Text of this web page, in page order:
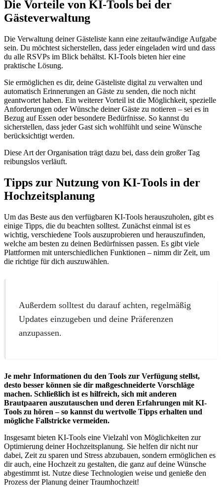
Die Vorteile von KI-Tools bei der
Gästeverwaltung
Die Verwaltung deiner Gästeliste kann eine zeitaufwändige Aufgabe
sein. Du möchtest sicherstellen, dass jeder eingeladen wird und dass
du alle RSVPs im Blick behältst. KI-Tools bieten hier eine
praktische Lösung.
Sie ermöglichen es dir, deine Gästeliste digital zu verwalten und
automatisch Erinnerungen an Gäste zu senden, die noch nicht
geantwortet haben. Ein weiterer Vorteil ist die Möglichkeit, spezielle
Anforderungen oder Wünsche deiner Gäste zu notieren – sei es in
Bezug auf Essen oder besondere Bedürfnisse. So kannst du
sicherstellen, dass jeder Gast sich wohlfühlt und seine Wünsche
berücksichtigt werden.
Diese Art der Organisation trägt dazu bei, dass dein großer Tag
reibungslos verläuft.
Tipps zur Nutzung von KI-Tools in der
Hochzeitsplanung
Um das Beste aus den verfügbaren KI-Tools herauszuholen, gibt es
einige Tipps, die du beachten solltest. Zunächst einmal ist es
wichtig, verschiedene Tools auszuprobieren und herauszufinden,
welche am besten zu deinen Bedürfnissen passen. Es gibt viele
Plattformen mit unterschiedlichen Funktionen – nimm dir Zeit, um
die richtige für dich auszuwählen.
Außerdem solltest du darauf achten, regelmäßig
Updates einzugeben und deine Präferenzen
anzupassen.
Je mehr Informationen du den Tools zur Verfügung stellst,
desto besser können sie dir maßgeschneiderte Vorschläge
machen. Schließlich ist es hilfreich, sich mit anderen
Brautpaaren auszutauschen und deren Erfahrungen mit KI-
Tools zu hören – so kannst du wertvolle Tipps erhalten und
mögliche Fallstricke vermeiden.
Insgesamt bieten KI-Tools eine Vielzahl von Möglichkeiten zur
Optimierung deiner Hochzeitsplanung. Sie helfen dir nicht nur
dabei, Zeit zu sparen und Stress abzubauen, sondern ermöglichen es
dir auch, eine Hochzeit zu gestalten, die ganz auf deine Wünsche
abgestimmt ist. Nutze diese Technologien weise und genieße den
Prozess der Planung deiner Traumhochzeit!